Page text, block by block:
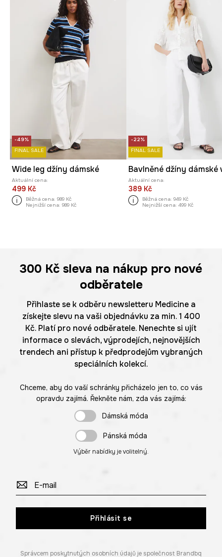
-49%
FINAL SALE
Wide leg džíny dámské
Aktuální cena:
499 Kč
Běžná cena: 989 Kč
Nejnižší cena: 989 Kč
-22%
FINAL SALE
Aktuální cena:
389 Kč
Běžná cena: 949 Kč
Nejnižší cena: 499 Kč
300 Kč sleva na nákup pro nové
odběratele
Přihlaste se k odběru newsletteru Medicine a
získejte slevu na vaši objednávku za min. 1 400
Kč. Platí pro nové odběratele. Nenechte si ujít
informace o slevách, výprodejích, nejnovějších
trendech ani přístup k předprodejům vybraných
speciálních kolekcí.
Chceme, aby do vaší schránky přicházelo jen to, co vás
opravdu zajímá. Řekněte nám, zda vás zajímá:
Dámská móda
Pánská móda
Výběr nabídky je volitelný.
Přihlásit se
Správcem poskytnutých osobních údajů je společnost Brandbq